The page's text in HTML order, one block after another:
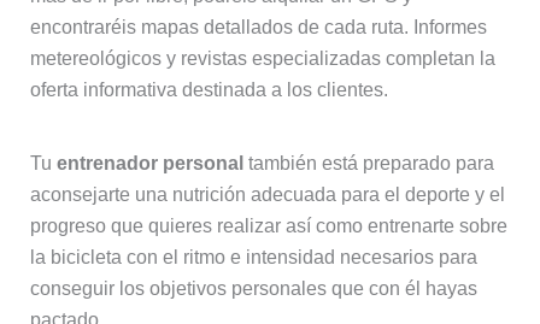
encontraréis mapas detallados de cada ruta. Informes
metereológicos y revistas especializadas completan la
oferta informativa destinada a los clientes.
Tu entrenador personal también está preparado para
aconsejarte una nutrición adecuada para el deporte y el
progreso que quieres realizar así como entrenarte sobre
la bicicleta con el ritmo e intensidad necesarios para
conseguir los objetivos personales que con él hayas